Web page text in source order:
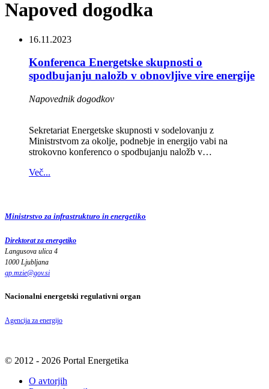
Napoved dogodka
16.11.2023
Konferenca Energetske skupnosti o
spodbujanju naložb v obnovljive vire energije
Napovednik dogodkov
Sekretariat Energetske skupnosti v sodelovanju z
Ministrstvom za okolje, podnebje in energijo vabi na
strokovno konferenco o spodbujanju naložb v…
Več...
Ministrstvo za infrastrukturo in energetiko
Direktorat za energetiko
Langusova ulica 4
1000 Ljubljana
gp.mzie@gov.si
Nacionalni energetski regulativni organ
Agencija za energijo
© 2012 - 2026 Portal Energetika
O avtorjih